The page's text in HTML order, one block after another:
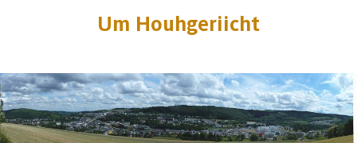
Um Houhgeriicht